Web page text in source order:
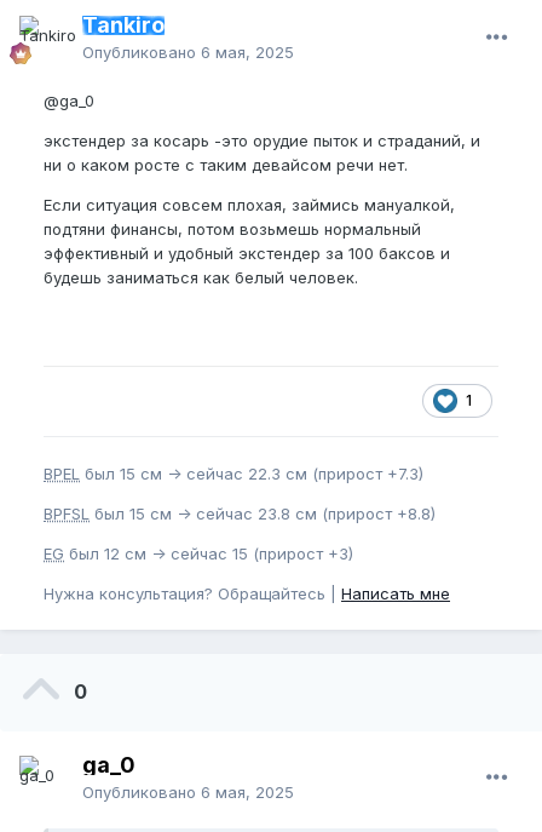
Tankiro
Опубликовано 6 мая, 2025
@ga_0
экстендер за косарь -это орудие пыток и страданий, и
ни о каком росте с таким девайсом речи нет.
Если ситуация совсем плохая, займись мануалкой,
подтяни финансы, потом возьмешь нормальный
эффективный и удобный экстендер за 100 баксов и
будешь заниматься как белый человек.
1
BPEL был 15 см -> сейчас 22.3 см (прирост +7.3)
BPFSL был 15 см -> сейчас 23.8 см (прирост +8.8)
EG был 12 см -> сейчас 15 (прирост +3)
Нужна консультация? Обращайтесь | Написать мне
0
ga_0
Опубликовано 6 мая, 2025